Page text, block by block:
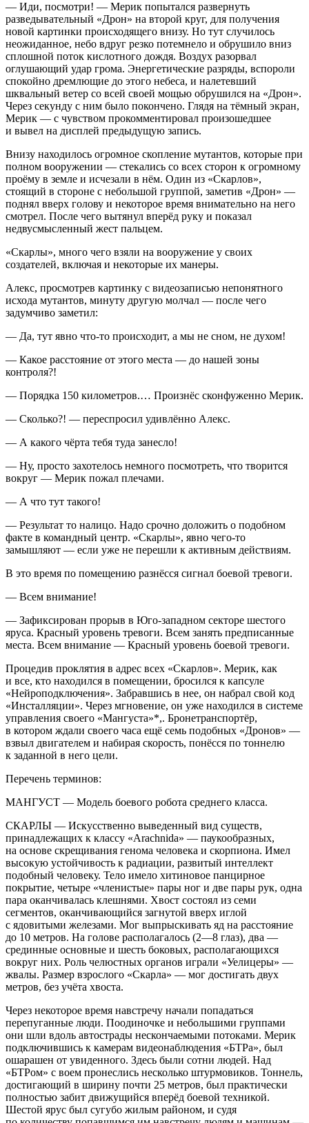
— Иди, посмотри! — Мерик попытался развернуть
разведывательный «Дрон» на второй круг, для получения
новой картинки происходящего внизу. Но тут случилось
неожиданное, небо вдруг резко потемнело и обрушило вниз
сплошной поток кислотного дождя. Воздух разорвал
оглушающий удар грома. Энергетические разряды, вспороли
спокойно дремлющие до этого небеса, и налетевший
шквальный ветер со всей своей мощью обрушился на «Дрон».
Через секунду с ним было покончено. Глядя на тёмный экран,
Мерик — с чувством прокомментировал произошедшее
и вывел на дисплей предыдущую запись.
Внизу находилось огромное скопление мутантов, которые при
полном вооружении — стекались со всех сторон к огромному
проёму в земле и исчезали в нём. Один из «Скарлов»,
стоящий в стороне с небольшой группой, заметив «Дрон» —
поднял вверх голову и некоторое время внимательно на него
смотрел. После чего вытянул вперёд руку и показал
недвусмысленный жест пальцем.
«Скарлы», много чего взяли на вооружение у своих
создателей, включая и некоторые их манеры.
Алекс, просмотрев картинку с видеозаписью непонятного
исхода мутантов, минуту другую молчал — после чего
задумчиво заметил:
— Да, тут явно что-то происходит, а мы не сном, не духом!
— Какое расстояние от этого места — до нашей зоны
контроля?!
— Порядка 150 километров.… Произнёс сконфуженно Мерик.
— Сколько?! — переспросил удивлённо Алекс.
— А какого чёрта тебя туда занесло!
— Ну, просто захотелось немного посмотреть, что творится
вокруг — Мерик пожал плечами.
— А что тут такого!
— Результат то налицо. Надо срочно доложить о подобном
факте в командный центр. «Скарлы», явно чего-то
замышляют — если уже не перешли к активным действиям.
В это время по помещению разнёсся сигнал боевой тревоги.
— Всем внимание!
— Зафиксирован прорыв в Юго-западном секторе шестого
яруса. Красный уровень тревоги. Всем занять предписанные
места. Всем внимание — Красный уровень боевой тревоги.
Процедив проклятия в адрес всех «Скарлов». Мерик, как
и все, кто находился в помещении, бросился к капсуле
«Нейроподключения». Забравшись в нее, он набрал свой код
«Инсталляции». Через мгновение, он уже находился в системе
управления своего «Мангуста»*,. Бронетранспортёр,
в котором ждали своего часа ещё семь подобных «Дронов» —
взвыл двигателем и набирая скорость, понёсся по тоннелю
к заданной в него цели.
Перечень терминов:
МАНГУСТ — Модель боевого робота среднего класса.
СКАРЛЫ — Искусственно выведенный вид существ,
принадлежащих к классу «Arachnida» — паукообразных,
на основе скрещивания генома человека и скорпиона. Имел
высокую устойчивость к радиации, развитый интеллект
подобный человеку. Тело имело хитиновое панцирное
покрытие, четыре «членистые» пары ног и две пары рук, одна
пара оканчивалась клешнями. Хвост состоял из семи
сегментов, оканчивающийся загнутой вверх иглой
с ядовитыми железами. Мог выпрыскивать яд на расстояние
до 10 метров. На голове располагалось (2—8 глаз), два —
срединные основные и шесть боковых, располагающихся
вокруг них. Роль челюстных органов играли «Уелицеры» —
жвалы. Размер взрослого «Скарла» — мог достигать двух
метров, без учёта хвоста.
Через некоторое время навстречу начали попадаться
перепуганные люди. Поодиночке и небольшими группами
они шли вдоль автострады нескончаемыми потоками. Мерик
подключившись к камерам видеонаблюдения «БТРа», был
ошарашен от увиденного. Здесь были сотни людей. Над
«БТРом» с воем пронеслись несколько штурмовиков. Тоннель,
достигающий в ширину почти 25 метров, был практически
полностью забит движущийся вперёд боевой техникой.
Шестой ярус был сугубо жилым районом, и судя